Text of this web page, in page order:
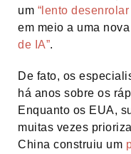
um “lento
em meio a uma
de IA”.
De fato, os
há anos sobre os
Enquanto os EUA,
muitas vezes
China construiu um